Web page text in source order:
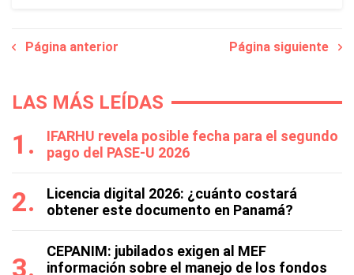
Página anterior Página siguiente
LAS MÁS LEÍDAS
IFARHU revela posible fecha para el segundo
pago del PASE-U 2026
Licencia digital 2026: ¿cuánto costará
obtener este documento en Panamá?
CEPANIM: jubilados exigen al MEF
información sobre el manejo de los fondos